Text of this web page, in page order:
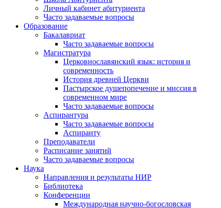
Личный кабинет абитуриента
Часто задаваемые вопросы
Образование
Бакалавриат
Часто задаваемые вопросы
Магистратура
Церковнославянский язык: история и
современность
История древней Церкви
Пастырское душепопечение и миссия в
современном мире
Часто задаваемые вопросы
Аспирантура
Часто задаваемые вопросы
Аспиранту
Преподаватели
Расписание занятий
Часто задаваемые вопросы
Наука
Направления и результаты НИР
Библиотека
Конференции
Международная научно-богословская